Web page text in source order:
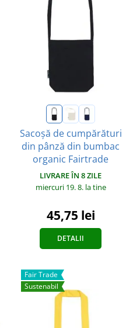
Sacoșă de cumpărături
din pânză din bumbac
organic Fairtrade
LIVRARE ÎN 8 ZILE
miercuri 19. 8. la tine
45,75 lei
DETALII
Fair Trade
Sustenabil